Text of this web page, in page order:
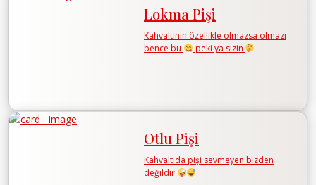
Lokma Pişi
Kahvaltının özellikle olmazsa olmazı
bence bu
peki ya sizin
Otlu Pişi
Kahvaltıda pişi sevmeyen bizden
değildir